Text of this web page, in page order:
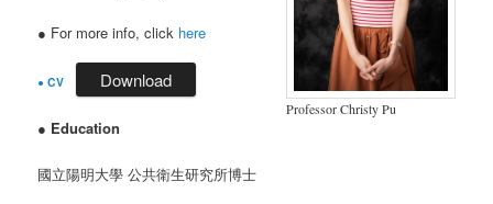
Professor Christy Pu
● For more info, click here
●CV Download
● Education
國立陽明大學 公共衛生研究所博士